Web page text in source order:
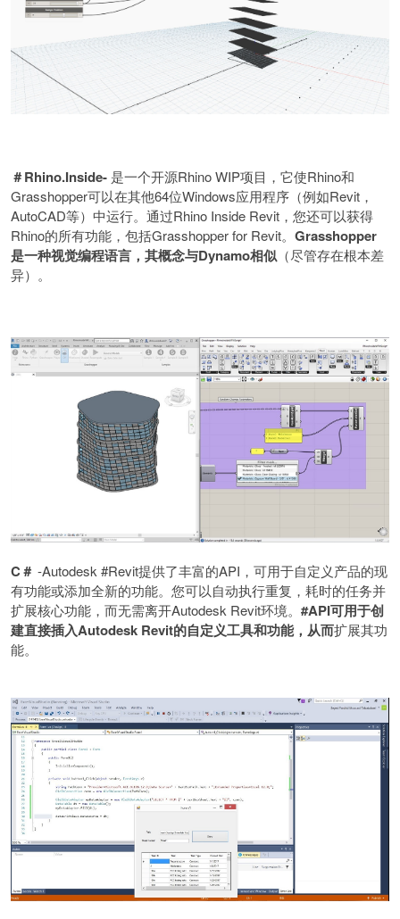
＃Rhino.Inside- 是一个开源Rhino WIP项目，它使Rhino和
Grasshopper可以在其他64位Windows应用程序（例如Revit ，
AutoCAD等）中运行。通过Rhino Inside Revit ，您还可以获得
Rhino的所有功能，包括Grasshopper for Revit。 Grasshopper
是一种视觉编程语言，其概念与Dynamo相似 （尽管存在根本差
异）。
C＃ -Autodesk #Revit提供了丰富的API ，可用于自定义产品的现
有功能或添加全新的功能。您可以自动执行重复，耗时的任务并
扩展核心功能，而无需离开Autodesk Revit环境。 #API可用于创
建直接插入Autodesk Revit的自定义工具和功能，从而扩展其功
能。